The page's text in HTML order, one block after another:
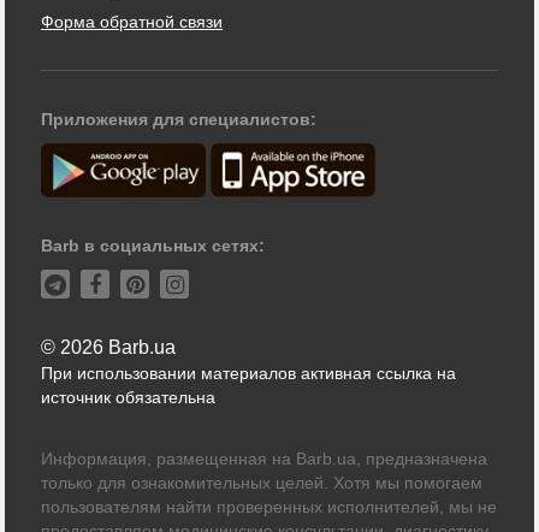
Форма обратной связи
Приложения для специалистов:
Barb в социальных сетях:
© 2026 Barb.ua
При использовании материалов активная ссылка на
источник обязательна
Информация, размещенная на Barb.ua, предназначена
только для ознакомительных целей. Хотя мы помогаем
пользователям найти проверенных исполнителей, мы не